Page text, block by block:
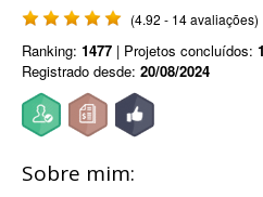
(4.92 - 14 avaliações)
Ranking: 1477 | Projetos concluídos:
Registrado desde: 20/08/2024
Sobre mim: